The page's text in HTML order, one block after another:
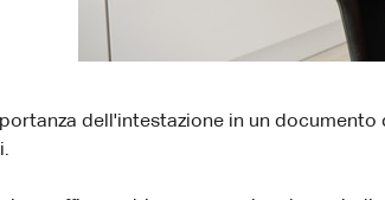
dell'intestazione in un